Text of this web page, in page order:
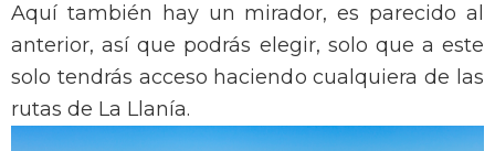
Aquí también hay un mirador, es parecido al
anterior, así que podrás elegir, solo que a este
solo tendrás acceso haciendo cualquiera de las
rutas de La Llanía.